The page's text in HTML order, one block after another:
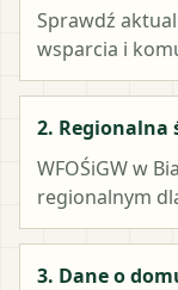
Sprawdź
wsparcia i
2. Regionalna
WFOŚiGW w
regionalnym
3. Dane o